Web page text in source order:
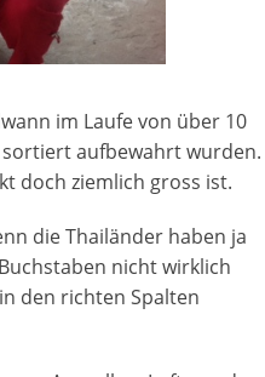
im Laufe von über 10
aufbewahrt wurden.
doch ziemlich gross ist.
die Thailänder haben ja
nicht wirklich
den richten Spalten